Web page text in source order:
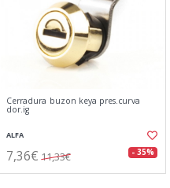
Cerradura buzon keya pres.curva
dor.ig
ALFA
7,36€ 11,33€ - 35%